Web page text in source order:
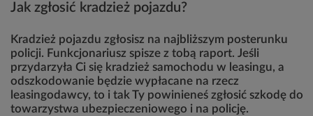
Jak zgłosić kradzież pojazdu?
Kradzież pojazdu zgłosisz na najbliższym posterunku
policji. Funkcjonariusz spisze z tobą raport. Jeśli
przydarzyła Ci się kradzież samochodu w leasingu, a
odszkodowanie będzie wypłacane na rzecz
leasingodawcy, to i tak Ty powinieneś zgłosić szkodę do
towarzystwa ubezpieczeniowego i na policję.